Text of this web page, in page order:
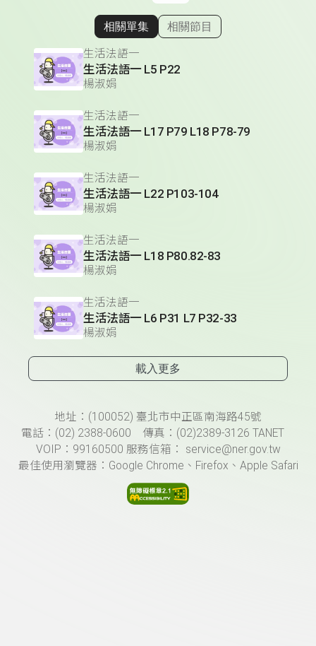
顯示相關單集
相關單集 相關節目
生活法語一
生活法語一 L5 P22
楊淑娟
生活法語一
生活法語一 L17 P79 L18 P78-79
楊淑娟
生活法語一
生活法語一 L22 P103-104
楊淑娟
生活法語一
生活法語一 L18 P80.82-83
楊淑娟
生活法語一
生活法語一 L6 P31 L7 P32-33
楊淑娟
載入更多
頁尾資訊地址：(100052) 臺北市中正區南海路45號
電話：(02) 2388-0600 傳真：(02)2389-3126 TANET
VOIP：99160500 服務信箱： service@ner.gov.tw
最佳使用瀏覽器：Google Chrome、Firefox、Apple Safari